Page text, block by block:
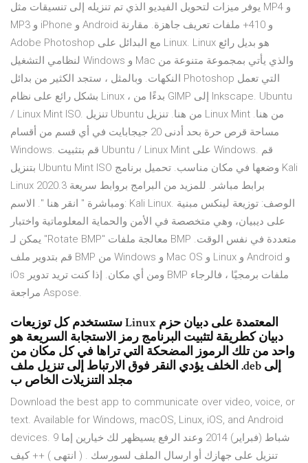
يوفر ميزات لتحويل الفيديو الذي تم تنزيله إلى تنسيقات مثل MP4 و
MP3 و iPhone و Android و 410+ ملفات تعريف جاهزة. مقارنة
Adobe Photoshop مع البدائل على Linux. Linux هو بديل رائع
لنظامي التشغيل Windows و Mac والذي يأتي بمجموعة متنوعة من
النكهات. وبالمثل ، ستجد الكثير من بدائل Photoshop التي تعمل
بشكل رائع على نظام Linux ، بدءًا من GIMP إلى Inkscape. Ubuntu
/ Linux Mint ISO. تنزيل Ubuntu من هنا. تنزيل Linux Mint من هنا.
مساحة قرص حرة بحد أدنى 20 جيجابايت في أي قسم من أقسام
Windows. قم بتثبيت Ubuntu / Linux Mint على Windows. قم
بتنزيل Ubuntu Mint ISO وضعها في مكان مناسب. تحميل برنامج Kali
Linux 2020.3 برابط مباشر. للمزيد من البرامج بروابط سريعة
ومباشرة " انقر هنا ". الاسم: Kali Linux. الوصف: توزيعة لينكس مبنية
على ديبيان، وهي متخصصة في الأمن والحماية المعلوماتية واختبار
يمكن لـ "Rotate BMP" معالجة ملفات BMP متعددة في نفس الوقت.
قم بتدوير ملف BMP من Windows و Mac OS و Linux و Android و
iOs ومن أي مكان. إذا كنت تريد تدوير BMP ملفات برمجيًا ، فالرجاء
مراجعة Aspose.
ستستخدم كل توزيعات Linux المعتمدة على دبيان حزم
دبيان كطريقة لتثبيت البرنامج رمز الاستجابة السريعة هو
واحد من تلك الرموز المضحكة التي تراها في كل مكان من
الخلف يؤدي النقر فوق الارتباط إلى تنزيل ملف .deb إلى
مجلد التنزيلات الخاص ب
Download the best app to communicate over video, voice, or
text. Available for Windows, macOS, Linux, iOS, and Android
devices. 9 شباط (فبراير) 2014 وعند الرفع يسيظهر لك خيارين إما
تنزيل على جهازك أو ارسال الملف لسورسك . ( انتهى ) ++ كيف